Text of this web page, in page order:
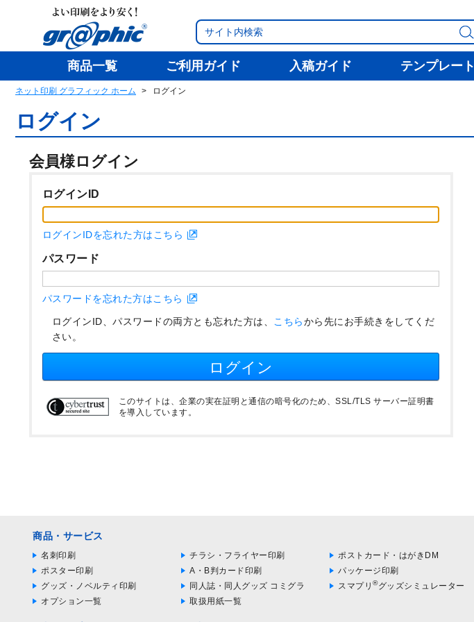
商品一覧 ご利用ガイド 入稿ガイド テンプレート
ネット印刷 グラフィック ホーム ログイン
ログイン
会員様ログイン
ログインID
ログインIDを忘れた方はこちら
パスワード
パスワードを忘れた方はこちら
ログインID、パスワードの両方とも忘れた方は、 こちらから先にお手続きをしてくだ
さい。
ログイン
このサイトは、企業の実在証明と通信の暗号化のため、SSL/TLS サーバー証明書
を導入しています。
商品・サービス
名刺印刷 チラシ・フライヤー印刷 ポストカード・はがきDM
ポスター印刷
A・B判カード印刷 パッケージ印刷
グッズ・ノベルティ印刷
同人誌・同人グッズ コミグラ スマプリ ®グッズシミュレーター
オプション一覧
取扱用紙一覧